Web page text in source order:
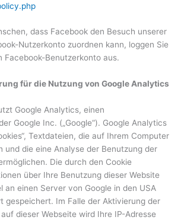
dass Facebook den Besuch unserer
Nutzerkonto zuordnen kann, loggen Sie
Facebook-Benutzerkonto aus.
für die Nutzung von Google Analytics
Google Analytics, einen
Google Inc. („Google“). Google Analytics
Textdateien, die auf Ihrem Computer
und die eine Analyse der Benutzung der
Die durch den Cookie
über Ihre Benutzung dieser Website
an einen Server von Google in den USA
gespeichert. Im Falle der Aktivierung der
dieser Webseite wird Ihre IP-Adresse